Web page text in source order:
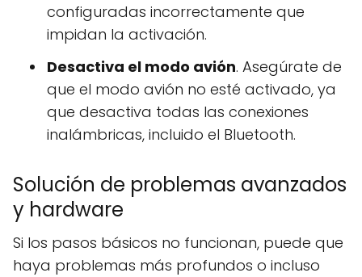
configuradas incorrectamente que
impidan la activación.
Desactiva el modo avión. Asegúrate de
que el modo avión no esté activado, ya
que desactiva todas las conexiones
inalámbricas, incluido el Bluetooth.
Solución de problemas avanzados
y hardware
Si los pasos básicos no funcionan, puede que
haya problemas más profundos o incluso